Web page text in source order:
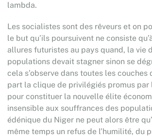
lambda.
Les socialistes sont des rêveurs et on
le but qu’ils poursuivent ne consiste
allures futuristes au pays quand, la vie
populations devait stagner sinon se
cela s’observe dans toutes les couches
part la clique de privilégiés promus par
pour constituer la nouvelle élite
insensible aux souffrances des
édénique du Niger ne peut alors être
même temps un refus de l’humilité, du